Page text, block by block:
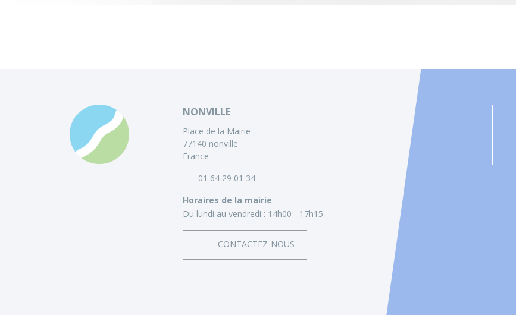
NONVILLE
Place de la Mairie
77140 nonville
France
01 64 29 01 34
Horaires de la mairie
Du lundi au vendredi : 14h00 - 17h15
CONTACTEZ-NOUS